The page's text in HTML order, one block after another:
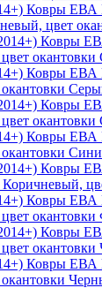
Ковры ЕВА
цвет
Ковры ЕВА
Ковры ЕВА
Ковры ЕВА
Ковры ЕВА